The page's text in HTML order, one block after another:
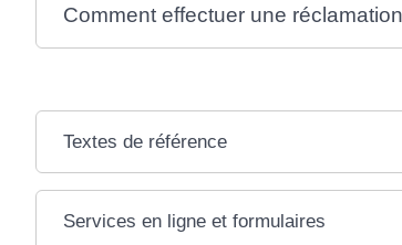
Comment effectuer une
Textes de référence
Services en ligne et formulaires